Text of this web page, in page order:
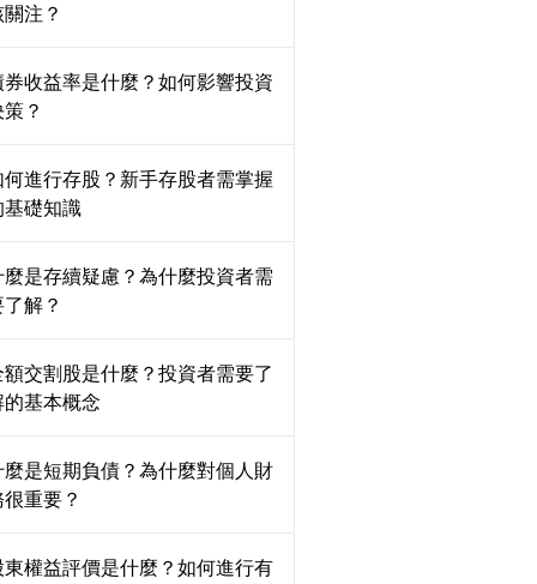
注？
券收益率是什麼？如何影響投資
？
何進行存股？新手存股者需掌握
基礎知識
麼是存續疑慮？為什麼投資者需
解？
額交割股是什麼？投資者需要了
的基本概念
麼是短期負債？為什麼對個人財
很重要？
東權益評價是什麼？如何進行有